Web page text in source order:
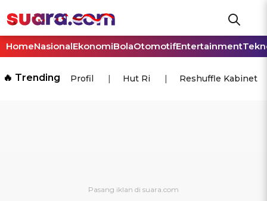
HomeNasionalEkonomiBolaOtomotifEntertainment
🔥 Trending Profil Hut Ri Reshuffle Kabinet